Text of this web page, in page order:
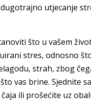
utjecanje
što u vašem
stres, odnosno
strah, zbog
vas brine. Sjednite
ili prošećite uz